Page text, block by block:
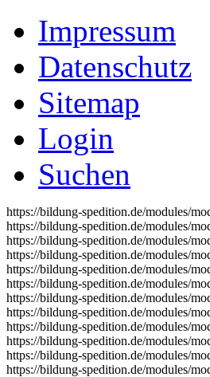
Impressum
Datenschutz
Sitemap
Login
Suchen
https://bildung-spedition.de/modules/
https://bildung-spedition.de/modules/
https://bildung-spedition.de/modules/
https://bildung-spedition.de/modules/
https://bildung-spedition.de/modules/
https://bildung-spedition.de/modules/
https://bildung-spedition.de/modules/
https://bildung-spedition.de/modules/
https://bildung-spedition.de/modules/
https://bildung-spedition.de/modules/
https://bildung-spedition.de/modules/
https://bildung-spedition.de/modules/